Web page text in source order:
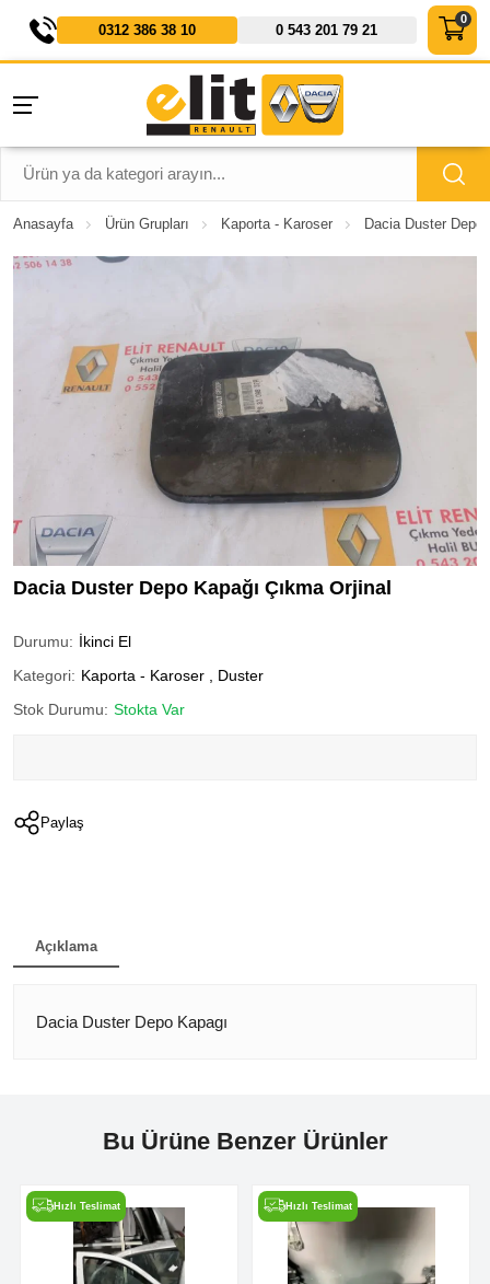
0312 386 38 10 0 543 201 79 21
Anasayfa Ürün Grupları Kaporta - Karoser Dacia Duster Depo
Dacia Duster Depo Kapağı Çıkma Orjinal
Durumu: İkinci El
Kategori: Kaporta - Karoser
Duster
Stok Durumu: Stokta Var
Paylaş
Açıklama
Dacia Duster Depo Kapagı
Bu Ürüne Benzer Ürünler
Hızlı Teslimat Hızlı Teslimat